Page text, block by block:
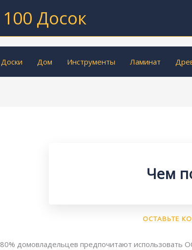
100 Досок
Доски Дом Инструменты Ламинат
Чем
ОСТАВЬТЕ
80% домовладельцев предпочитают использовать